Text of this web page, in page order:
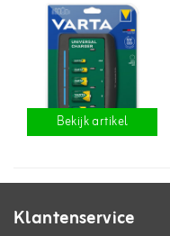
Bekijk artikel
Klantenservice